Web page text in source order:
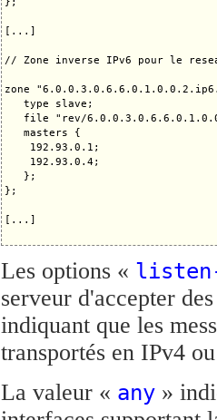
[...]
// Zone inverse IPv6 pour le
zone
   type slave;
file "rev/
   masters {
    192.93.0.1;
    192.93.0.4;
   };
};
[...]
Les options «
serveur d'accepter
indiquant que les
transportés en IPv4
La valeur « any »